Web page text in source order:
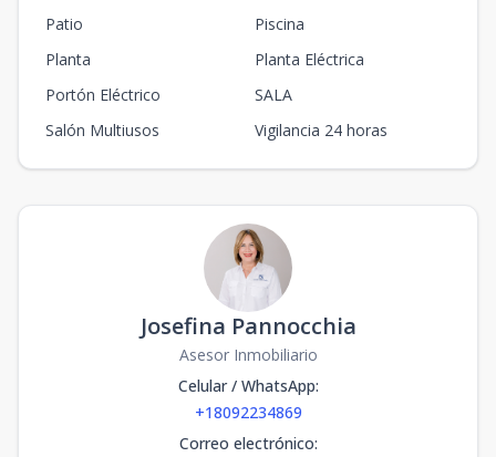
Patio
Piscina
Planta
Planta Eléctrica
Portón Eléctrico
SALA
Salón Multiusos
Vigilancia 24 horas
Josefina Pannocchia
Asesor Inmobiliario
Celular / WhatsApp:
+18092234869
Correo electrónico: